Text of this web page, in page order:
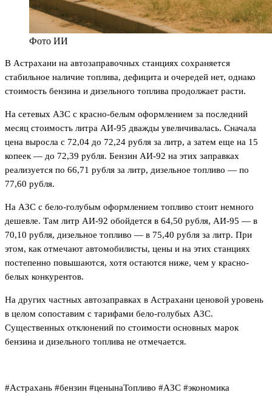
Фото ИИ
В Астрахани на автозаправочных станциях сохраняется
стабильное наличие топлива, дефицита и очередей нет, однако
стоимость бензина и дизельного топлива продолжает расти.
На сетевых АЗС с красно-белым оформлением за последний
месяц стоимость литра АИ‑95 дважды увеличивалась. Сначала
цена выросла с 72,04 до 72,24 рубля за литр, а затем еще на 15
копеек — до 72,39 рубля. Бензин АИ‑92 на этих заправках
реализуется по 66,71 рубля за литр, дизельное топливо — по
77,60 рубля.
На АЗС с бело-голубым оформлением топливо стоит немного
дешевле. Там литр АИ‑92 обойдется в 64,50 рубля, АИ‑95 — в
70,10 рубля, дизельное топливо — в 75,40 рубля за литр. При
этом, как отмечают автомобилисты, цены и на этих станциях
постепенно повышаются, хотя остаются ниже, чем у красно-
белых конкурентов.
На других частных автозаправках в Астрахани ценовой уровень
в целом сопоставим с тарифами бело-голубых АЗС.
Существенных отклонений по стоимости основных марок
бензина и дизельного топлива не отмечается.
#Астрахань #бензин #ценынаТопливо #АЗС #экономика